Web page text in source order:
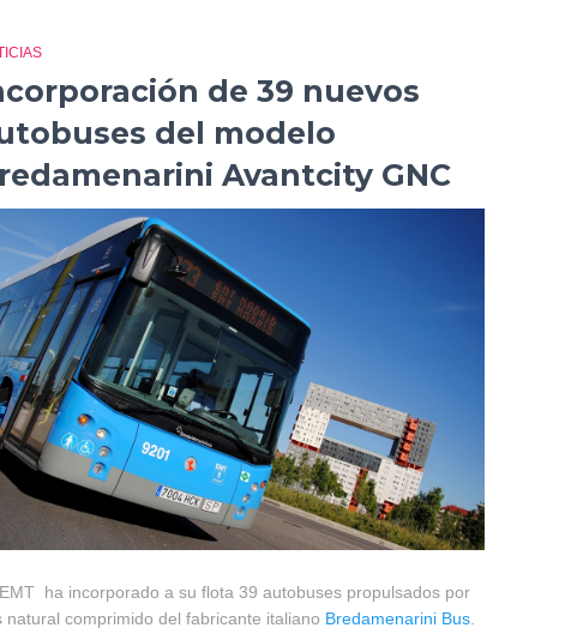
de 39 nuevos
del modelo
Avantcity GNC
ha incorporado a su flota 39 autobuses propulsados por
natural comprimido del fabricante italiano Bredamenarini Bus